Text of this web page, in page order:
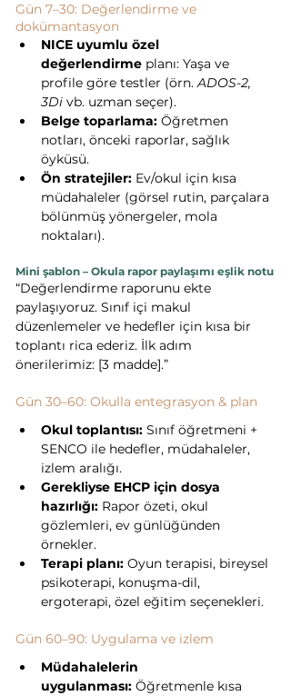
Gün 7–30: Değerlendirme ve
dokümantasyon
NICE uyumlu özel
değerlendirme planı: Yaşa ve
profile göre testler (örn. ADOS-2,
3Di vb. uzman seçer).
Belge toparlama: Öğretmen
notları, önceki raporlar, sağlık
öyküsü.
Ön stratejiler: Ev/okul için kısa
müdahaleler (görsel rutin, parçalara
bölünmüş yönergeler, mola
noktaları).
Mini şablon – Okula rapor paylaşımı eşlik notu
“Değerlendirme raporunu ekte
paylaşıyoruz. Sınıf içi makul
düzenlemeler ve hedefler için kısa bir
toplantı rica ederiz. İlk adım
önerilerimiz: [3 madde].”
Gün 30–60: Okulla entegrasyon & plan
Okul toplantısı: Sınıf öğretmeni +
SENCO ile hedefler, müdahaleler,
izlem aralığı.
Gerekliyse EHCP için dosya
hazırlığı: Rapor özeti, okul
gözlemleri, ev günlüğünden
örnekler.
Terapi planı: Oyun terapisi, bireysel
psikoterapi, konuşma-dil,
ergoterapi, özel eğitim seçenekleri.
Gün 60–90: Uygulama ve izlem
Müdahalelerin
uygulanması: Öğretmenle kısa